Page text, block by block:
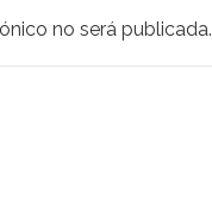
no será publicada.